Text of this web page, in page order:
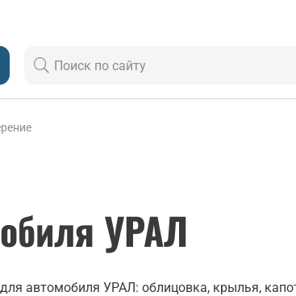
УРАЛ
автомобиля УРАЛ: облицовка, крылья,